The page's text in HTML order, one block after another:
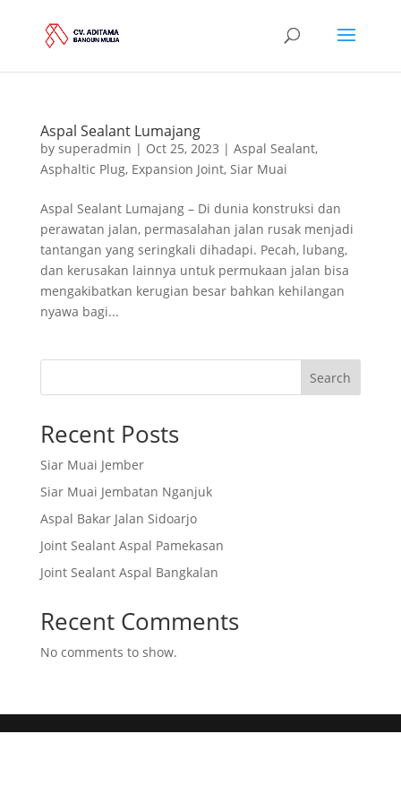
Aspal Sealant Lumajang
by superadmin | Oct 25, 2023 | Aspal Sealant,
Asphaltic Plug, Expansion Joint, Siar Muai
Aspal Sealant Lumajang – Di dunia konstruksi dan
perawatan jalan, permasalahan jalan rusak menjadi
tantangan yang seringkali dihadapi. Pecah, lubang,
dan kerusakan lainnya untuk permukaan jalan bisa
mengakibatkan kerugian besar bahkan kehilangan
nyawa bagi...
Search
Recent Posts
Siar Muai Jember
Siar Muai Jembatan Nganjuk
Aspal Bakar Jalan Sidoarjo
Joint Sealant Aspal Pamekasan
Joint Sealant Aspal Bangkalan
Recent Comments
No comments to show.